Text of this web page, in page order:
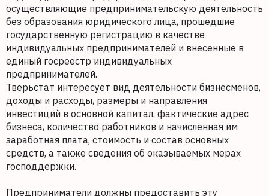
осуществляющие предпринимательскую деятельность
без образования юридического лица, прошедшие
государственную регистрацию в качестве
индивидуальных предпринимателей и внесенные в
единый госреестр индивидуальных
предпринимателей.
Тверьстат интересует вид деятельности бизнесменов,
доходы и расходы, размеры и направления
инвестиций в основной капитал, фактические адрес
бизнеса, количество работников и начисленная им
заработная плата, стоимость и состав основных
средств, а также сведения об оказываемых мерах
господдержки.
Предприниматели должны предоставить эту